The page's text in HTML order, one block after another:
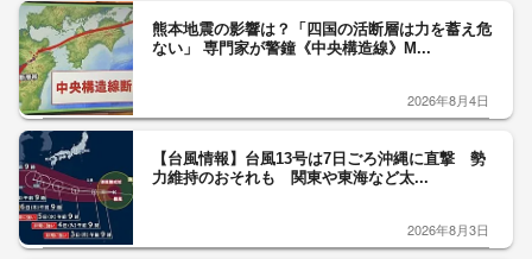
熊本地震の影響は？「四国の活断層は力を蓄え危
ない」 専門家が警鐘《中央構造線》M...
2026年8月4日
【台風情報】台風13号は7日ごろ沖縄に直撃 勢
力維持のおそれも 関東や東海など太...
2026年8月3日